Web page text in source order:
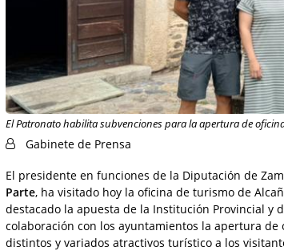
El Patronato habilita subvenciones para la apertura de
Gabinete de Prensa
El presidente en funciones de la Diputación de
Parte, ha visitado hoy la oficina de turismo de
destacado la apuesta de la Institución Provincial y
colaboración con los ayuntamientos la apertura
distintos y variados atractivos turístico a los